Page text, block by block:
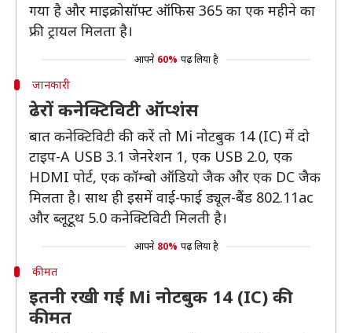
गया है और माइक्रोसॉफ्ट ऑफिस 365 का एक महीने का
फ्री ट्रायल मिलता है।
आपने 60% पढ़ लिया है
जानकारी
ढेरों कनेक्टिविटी ऑप्शंस
बात कनेक्टिविटी की करें तो Mi नोटबुक 14 (IC) में दो
टाइप-A USB 3.1 जेनरेशन 1, एक USB 2.0, एक
HDMI पोर्ट, एक कॉम्बो ऑडियो जैक और एक DC जैक
मिलता है। साथ ही इसमें वाई-फाई ड्यूल-बैंड 802.11ac
और ब्लूटूथ 5.0 कनेक्टिविटी मिलती है।
आपने 80% पढ़ लिया है
कीमत
इतनी रखी गई Mi नोटबुक 14 (IC) की
कीमत